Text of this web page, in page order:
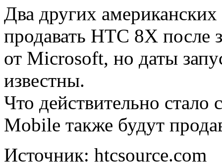
Два других
продавать HTC 8X после
от Microsoft, но даты
известны.
Что действительно
Mobile также будут
Источник: htcsource.com